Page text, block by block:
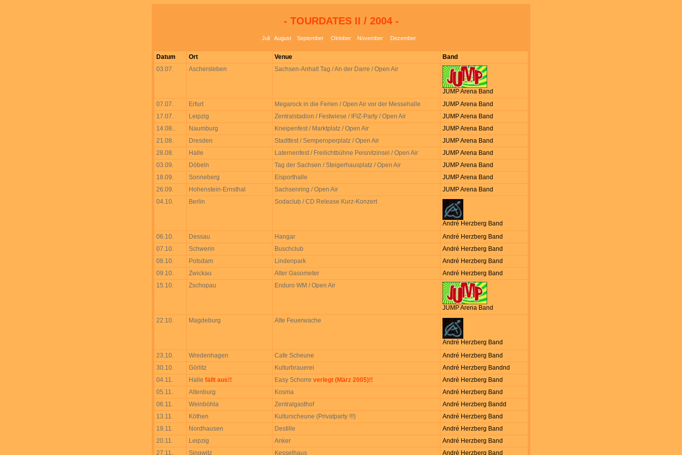
- TOURDATES II / 2004 -
Juli August September Oktober November Dezember
Datum Ort Venue
Band
03.07.
Aschersleben Sachsen-Anhalt Tag / An der Darre / Open Air
JUMP Arena Band
07.07.
Erfurt Megarock in die Ferien / Open Air vor der Messehalle
JUMP Arena Band
17.07.
Leipzig Zentralstadion / Festwiese / IFIZ-Party / Open Air
JUMP Arena Band
14.08..
Naumburg Kneipenfest / Marktplatz / Open Air
JUMP Arena Band
21.08.
Dresden Stadtfest / Semperoperplatz / Open Air
JUMP Arena Band
28.08.
Halle Laternenfest / Freilichtbühne Peisnitzinsel / Open Air
JUMP Arena Band
03.09.
Döbeln Tag der Sachsen / Steigerhausplatz / Open Air
JUMP Arena Band
18.09.
Sonneberg Eisporthalle
JUMP Arena Band
26.09.
Hohenstein-Ernsthal Sachsenring / Open Air
JUMP Arena Band
04.10.
Berlin Sodaclub / CD Release Kurz-Konzert
André Herzberg Band
06.10.
Dessau Hangar
André Herzberg Band
07.10.
Schwerin Buschclub
André Herzberg Band
08.10.
Potsdam Lindenpark
André Herzberg Band
09.10.
Zwickau Alter Gasometer
André Herzberg Band
15.10.
Zschopau Enduro WM / Open Air
JUMP Arena Band
22.10.
Magdeburg Alte Feuerwache
André Herzberg Band
23.10.
Wredenhagen Cafe Scheune
André Herzberg Band
30.10.
Görlitz Kulturbrauerei
André Herzberg Bandnd
04.11.
Halle fällt aus!! Easy Schorre verlegt (März 2005)!!
Andrè Herzberg Band
05.11.
Altenburg Kosma
André Herzberg Band
06.11.
Weinböhla Zentralgasthof
André Herzberg Bandd
13.11.
Köthen Kulturscheune (Privatparty !!!)
André Herzberg Band
19.11.
Nordhausen Destille
André Herzberg Band
20.11.
Leipzig Anker
André Herzberg Band
27.11. Singwitz Kesselhaus André Herzberg Band